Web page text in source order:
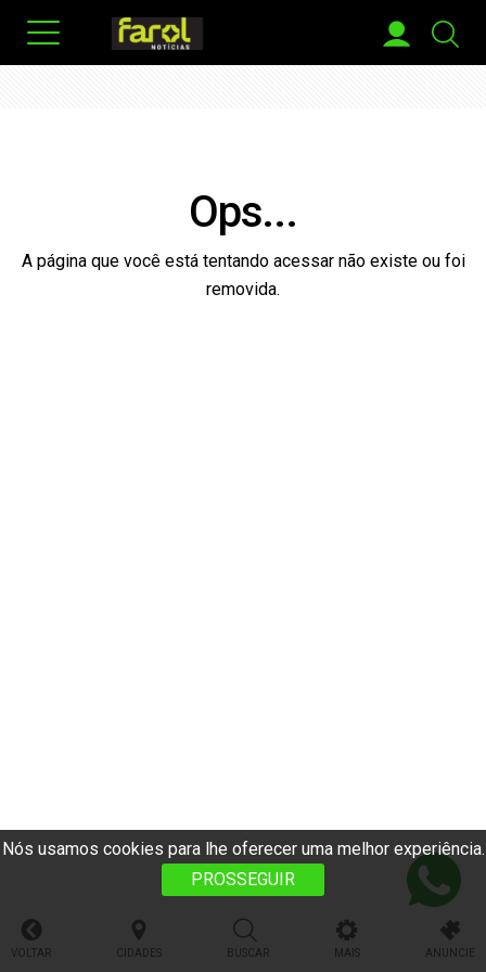
Nós usamos cookies para lhe oferecer uma melhor experiência.
PROSSEGUIR
Ops...
A página que você está tentando acessar não existe ou foi
removida.
VOLTAR CIDADES BUSCAR MAIS ANUNCIE